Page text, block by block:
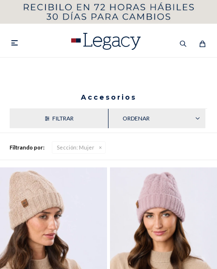

Accesorios
Filtrando por: Sección: Mujer
MI CUENTA
VER COLECCIÓN DE HOMBRE
Remeras Camisas
Buzos Pantalones